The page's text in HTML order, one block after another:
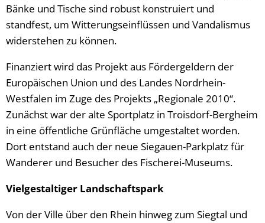
Bänke und Tische sind robust konstruiert und
standfest, um Witterungseinflüssen und Vandalismus
widerstehen zu können.
Finanziert wird das Projekt aus Fördergeldern der
Europäischen Union und des Landes Nordrhein-
Westfalen im Zuge des Projekts „Regionale 2010“.
Zunächst war der alte Sportplatz in Troisdorf-Bergheim
in eine öffentliche Grünfläche umgestaltet worden.
Dort entstand auch der neue Siegauen-Parkplatz für
Wanderer und Besucher des Fischerei-Museums.
Vielgestaltiger Landschaftspark
Von der Ville über den Rhein hinweg zum Siegtal und